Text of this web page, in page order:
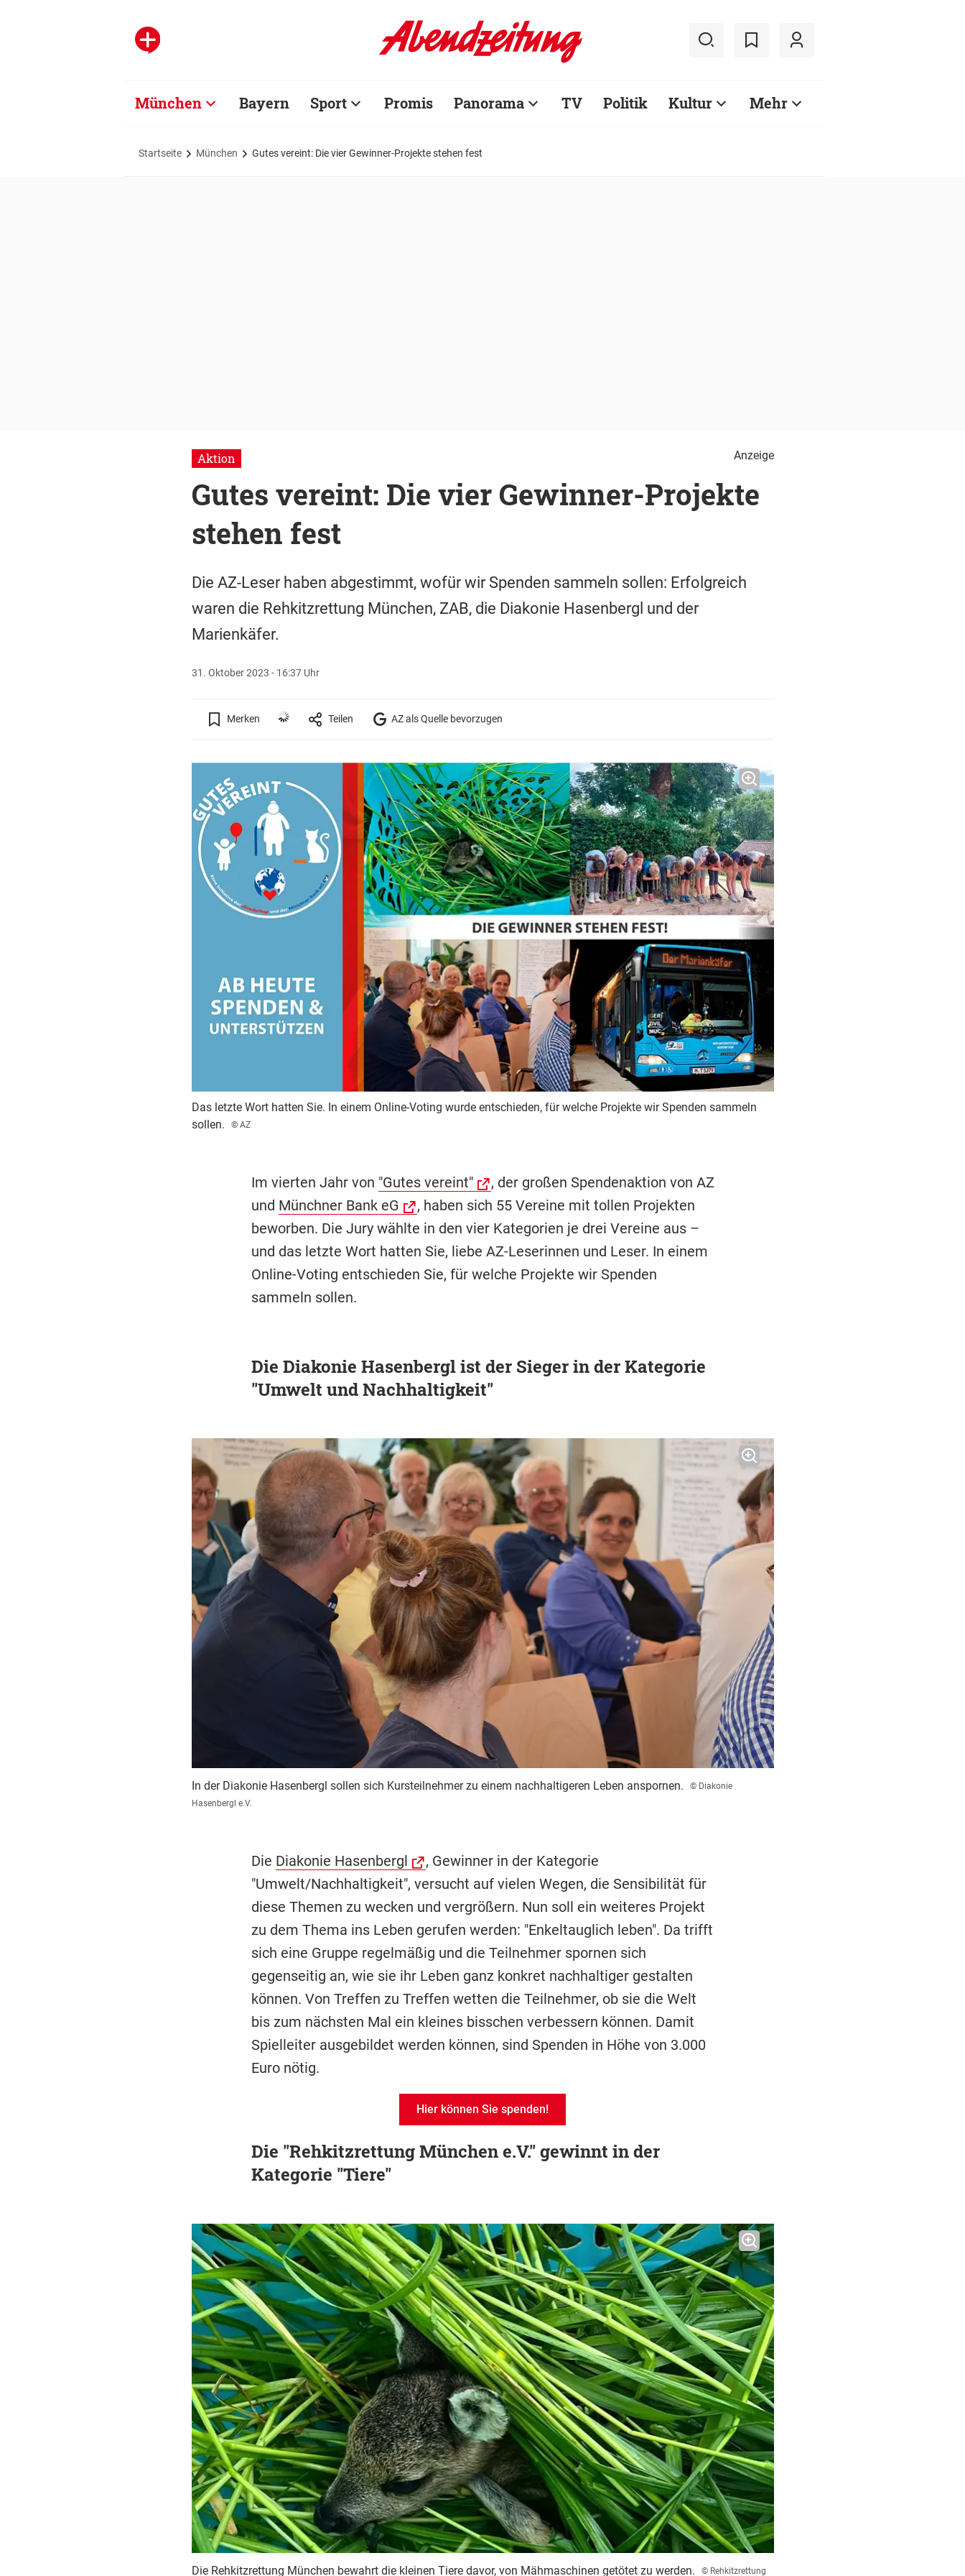
München Bayern Sport Promis Panorama TV Politik Kultur Mehr
Startseite München Gutes vereint: Die vier Gewinner-Projekte stehen fest
Anzeige
Aktion
Gutes vereint: Die vier Gewinner-Projekte
stehen fest
Die AZ-Leser haben abgestimmt, wofür wir Spenden sammeln sollen: Erfolgreich
waren die Rehkitzrettung München, ZAB, die Diakonie Hasenbergl und der
Marienkäfer.
31. Oktober 2023 - 16:37 Uhr
Merken Teilen AZ als Quelle bevorzugen
Das letzte Wort hatten Sie. In einem Online-Voting wurde entschieden, für welche Projekte wir Spenden sammeln
sollen.
© AZ
Im vierten Jahr von "Gutes vereint"
, der großen Spendenaktion von AZ
und Münchner Bank eG
, haben sich 55 Vereine mit tollen Projekten
beworben. Die Jury wählte in den vier Kategorien je drei Vereine aus –
und das letzte Wort hatten Sie, liebe AZ-Leserinnen und Leser. In einem
Online-Voting entschieden Sie, für welche Projekte wir Spenden
sammeln sollen.
Die Diakonie Hasenbergl ist der Sieger in der Kategorie
"Umwelt und Nachhaltigkeit"
In der Diakonie Hasenbergl sollen sich Kursteilnehmer zu einem nachhaltigeren Leben anspornen.
© Diakonie
Hasenbergl e.V.
Die Diakonie Hasenbergl
, Gewinner in der Kategorie
"Umwelt/Nachhaltigkeit", versucht auf vielen Wegen, die Sensibilität für
diese Themen zu wecken und vergrößern. Nun soll ein weiteres Projekt
zu dem Thema ins Leben gerufen werden: "Enkeltauglich leben". Da trifft
sich eine Gruppe regelmäßig und die Teilnehmer spornen sich
gegenseitig an, wie sie ihr Leben ganz konkret nachhaltiger gestalten
können. Von Treffen zu Treffen wetten die Teilnehmer, ob sie die Welt
bis zum nächsten Mal ein kleines bisschen verbessern können. Damit
Spielleiter ausgebildet werden können, sind Spenden in Höhe von 3.000
Euro nötig.
Hier können Sie spenden!
Die "Rehkitzrettung München e.V." gewinnt in der
Kategorie "Tiere"
Die Rehkitzrettung München bewahrt die kleinen Tiere davor, von Mähmaschinen getötet zu werden. © Rehkitzrettung